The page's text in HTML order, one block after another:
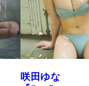
藤水咲桜『花